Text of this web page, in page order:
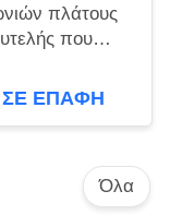
πλάτους
που
ΕΠΑΦΉ
Όλα